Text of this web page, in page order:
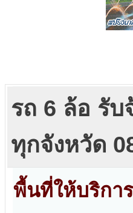
รถ 6 ล้อ รั
ทุกจังหวัด
พื้นที่ให้บริการ